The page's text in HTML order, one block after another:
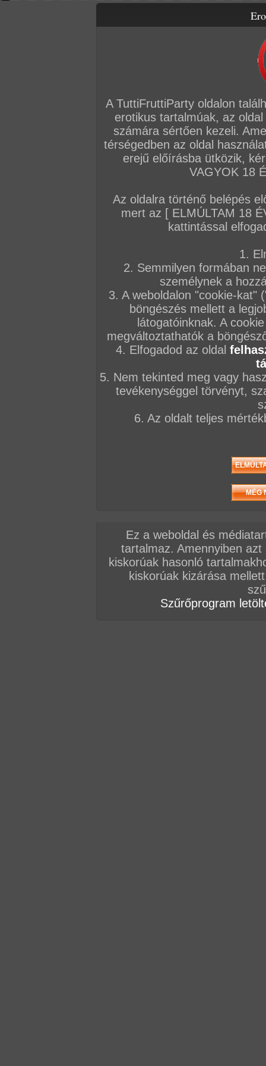
Amatőr sorozatok
A TuttiFruttiParty oldalon
erotikus tartalmúak, az
számára sértően kezeli.
térségedben az oldal
erejű előírásba ütközik,
VAGYOK 18
Az oldalra történő belépés
mert az [ ELMÚLTAM 18
kattintással
1.
2. Semmilyen formában
személynek a
3. A weboldalon "cookie-kat"
böngészés mellett a
látogatóinknak. A
megváltoztathatók a
4. Elfogadod az oldal
5. Nem tekinted meg vagy
tevékenységgel törvényt,
6. Az oldalt teljes
Ez a weboldal és
tartalmaz. Amennyiben
kiskorúak hasonló
kiskorúak kizárása
Szűrőprogram